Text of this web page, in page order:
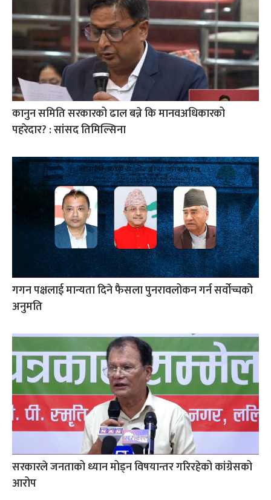
कानुन समिति सरकारको ढाल बन्ने कि मानवअधिकारको
पहरेदार? : सांसद तिमिल्सिना
गगन पक्षलाई मान्यता दिने फैसला पुनरावलोकन गर्न सर्वोच्चको
अनुमति
सरकारले जनताको ध्यान मोड्न विषयान्तर गरिरहेको कांग्रेसको
आरोप